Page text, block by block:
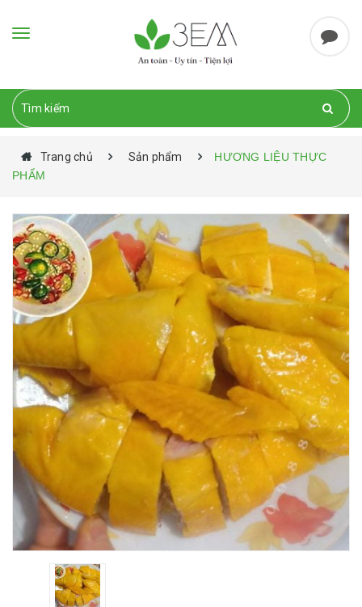
Toggle
Trang chủ Sản phẩm
HƯƠNG LIỆU THỰC
PHẨM